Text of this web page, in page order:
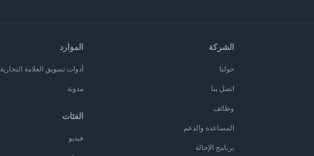
الشركة
حولنا
اتصل بنا
وظائف
المساعدة والدعم
برنامج الإحالة
الموارد
أدوات تسويق العلامة التجارية
مدونة
الفئات
فيديو